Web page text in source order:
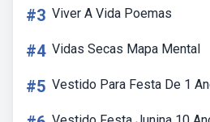
#3 Viver A Vida Poemas
#4 Vidas Secas Mapa Mental
#5 Vestido Para Festa De 1